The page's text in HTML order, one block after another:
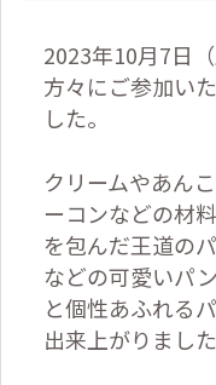
2023年10月7日
方々にご参加い
した。
クリームやあん
ーコンなどの材
を包んだ王道の
などの可愛いパ
と個性あふれる
出来上がりました